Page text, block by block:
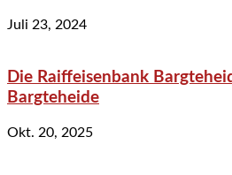
Juli 23, 2024
Die Raiffeisenbank
Bargteheide
Okt. 20, 2025